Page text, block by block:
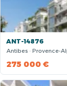
ANT-14876
Antibes · Provence-
275 000 €